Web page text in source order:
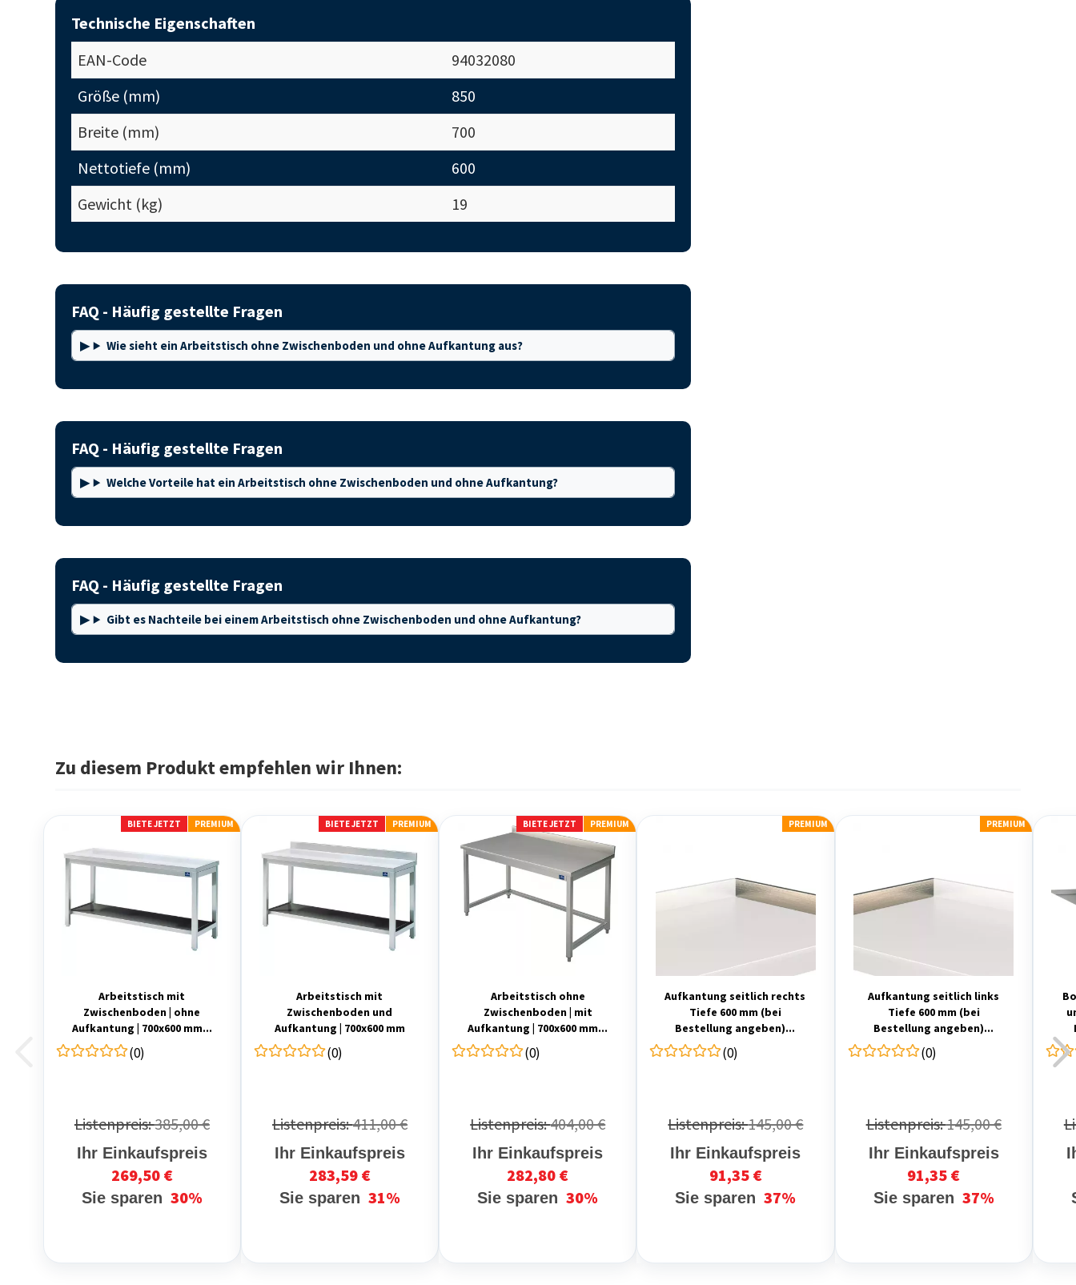
Technische Eigenschaften
EAN-Code
94032080
Größe (mm)
850
Breite (mm)
700
Nettotiefe (mm)
600
Gewicht (kg)
19
FAQ - Häufig gestellte Fragen
Wie sieht ein Arbeitstisch ohne Zwischenboden und ohne Aufkantung aus?
FAQ - Häufig gestellte Fragen
Welche Vorteile hat ein Arbeitstisch ohne Zwischenboden und ohne Aufkantung?
FAQ - Häufig gestellte Fragen
Gibt es Nachteile bei einem Arbeitstisch ohne Zwischenboden und ohne Aufkantung?
Zu diesem Produkt empfehlen wir Ihnen:
BIETE JETZT PREMIUM
Arbeitstisch mit
Zwischenboden | ohne
Aufkantung | 700x600 mm...
(0)
Listenpreis:385,00 €
Ihr Einkaufspreis
269,50 €
Sie sparen 30%
BIETE JETZT PREMIUM
Arbeitstisch mit
Zwischenboden und
Aufkantung | 700x600 mm
(0)
Listenpreis:411,00 €
Ihr Einkaufspreis
283,59 €
Sie sparen 31%
BIETE JETZT PREMIUM
Arbeitstisch ohne
Zwischenboden | mit
Aufkantung | 700x600 mm...
(0)
Listenpreis:404,00 €
Ihr Einkaufspreis
282,80 €
Sie sparen 30%
PREMIUM
Aufkantung seitlich rechts
Tiefe 600 mm (bei
Bestellung angeben)...
(0)
Listenpreis:145,00 €
Ihr Einkaufspreis
91,35 €
Sie sparen 37%
PREMIUM
Aufkantung seitlich links
Tiefe 600 mm (bei
Bestellung angeben)...
(0)
Listenpreis:145,00 €
Ihr Einkaufspreis
91,35 €
Sie sparen 37%